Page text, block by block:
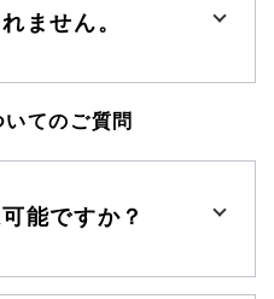
ません。
てのご質問
能ですか？